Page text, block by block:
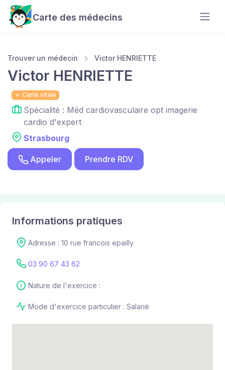
Carte des médecins
Trouver un médecin Victor HENRIETTE
Victor HENRIETTE
Carte vitale
Spécialité : Méd cardiovasculaire opt imagerie
cardio d'expert
Strasbourg
Appeler Prendre RDV
Informations pratiques
Adresse : 10 rue francois epailly
03 90 67 43 62
Nature de l'exercice :
Mode d'exercice particulier : Salarié